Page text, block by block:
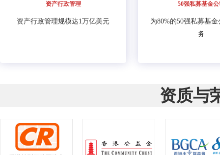
资产行政管理
资产行政管理规模达1万亿美元
50强私募基金
为80%的50强私募基
务
资质与